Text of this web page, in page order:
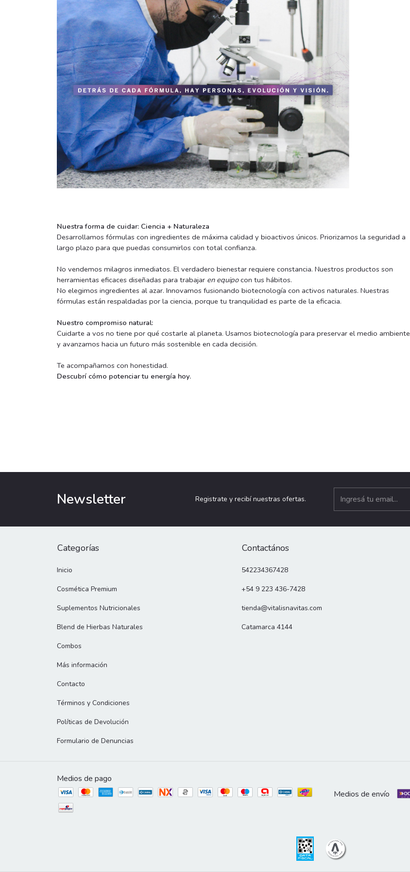
Nuestra forma de cuidar: Ciencia + Naturaleza
Desarrollamos fórmulas con ingredientes de máxima calidad y bioactivos únicos. Priorizamos la seguridad a
largo plazo para que puedas consumirlos con total confianza.
No vendemos milagros inmediatos. El verdadero bienestar requiere constancia. Nuestros productos son
herramientas eficaces diseñadas para trabajar en equipocon tus hábitos.
No elegimos ingredientes al azar. Innovamos fusionando biotecnología con activos naturales. Nuestras
fórmulas están respaldadas por la ciencia, porque tu tranquilidad es parte de la eficacia.
Nuestro compromiso natural:
Cuidarte a vos no tiene por qué costarle al planeta. Usamos biotecnología para preservar el medio ambiente
y avanzamos hacia un futuro más sostenible en cada decisión.
Te acompañamos con honestidad.
Descubrí cómo potenciar tu energía hoy.
Newsletter Registrate y recibí nuestras ofertas.
Categorías
Inicio
Cosmética Premium
Suplementos Nutricionales
Blend de Hierbas Naturales
Combos
Más información
Contacto
Términos y Condiciones
Políticas de Devolución
Formulario de Denuncias
Contactános
542234367428
+54 9 223 436-7428
tienda@vitalisnavitas.com
Catamarca 4144
Medios de pago
Medios de envío